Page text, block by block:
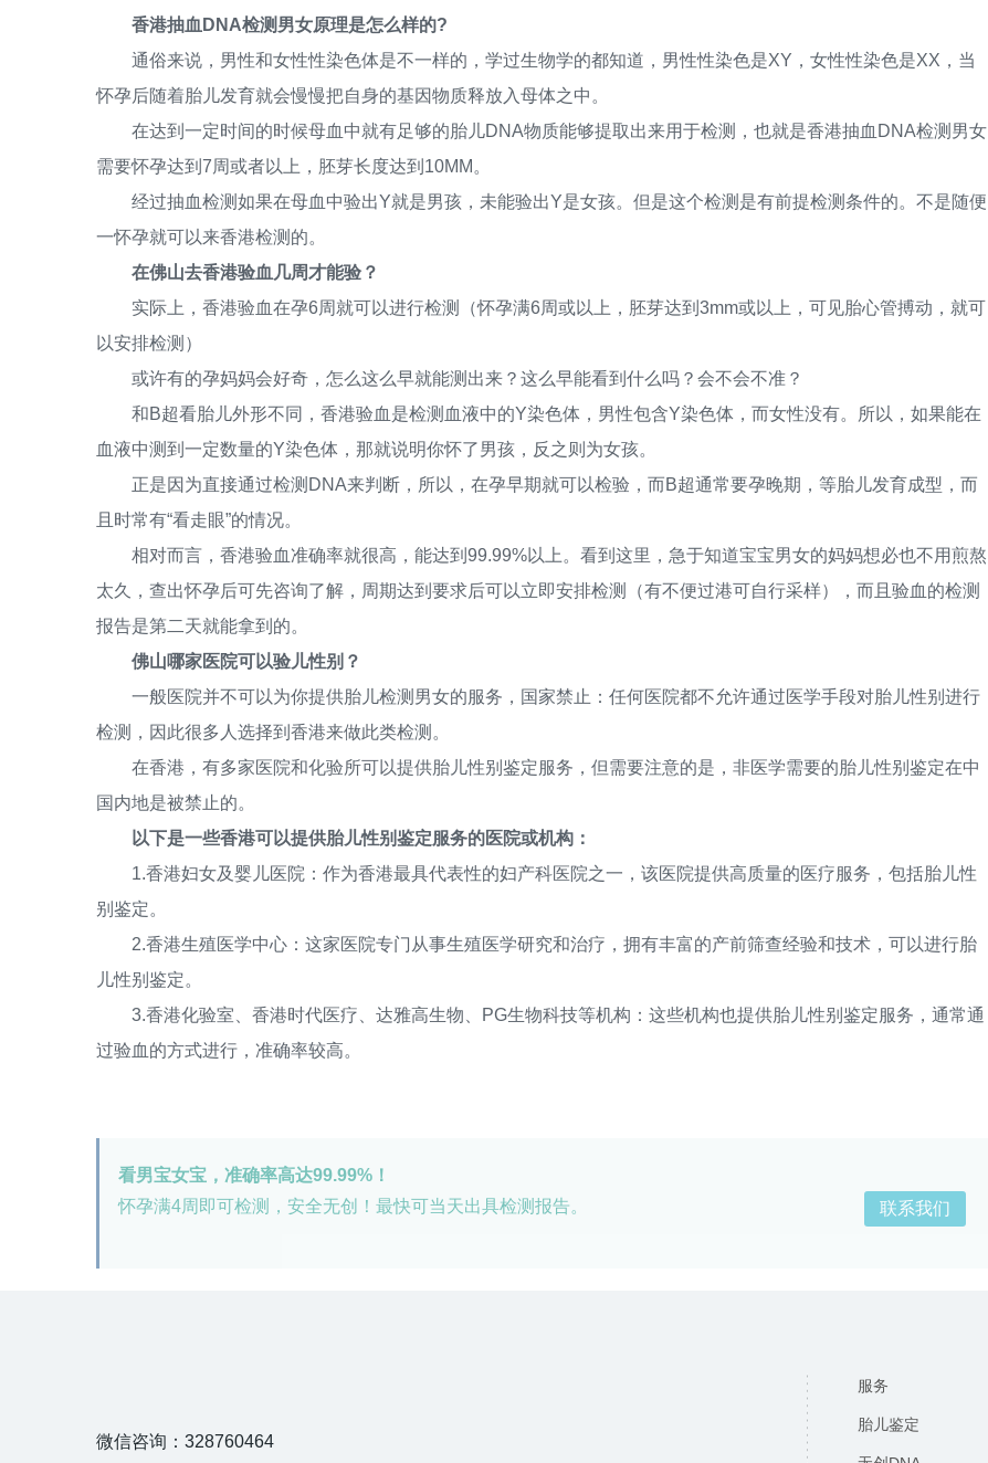
香港抽血DNA检测男女原理是怎么样的?
通俗来说，男性和女性性染色体是不一样的，学过生物学的都知道，男性性染色是XY，女性性染色是XX，当
怀孕后随着胎儿发育就会慢慢把自身的基因物质释放入母体之中。
在达到一定时间的时候母血中就有足够的胎儿DNA物质能够提取出来用于检测，也就是香港抽血DNA检测男女
需要怀孕达到7周或者以上，胚芽长度达到10MM。
经过抽血检测如果在母血中验出Y就是男孩，未能验出Y是女孩。但是这个检测是有前提检测条件的。不是随便
一怀孕就可以来香港检测的。
在佛山去香港验血几周才能验？
实际上，香港验血在孕6周就可以进行检测（怀孕满6周或以上，胚芽达到3mm或以上，可见胎心管搏动，就可
以安排检测）
或许有的孕妈妈会好奇，怎么这么早就能测出来？这么早能看到什么吗？会不会不准？
和B超看胎儿外形不同，香港验血是检测血液中的Y染色体，男性包含Y染色体，而女性没有。所以，如果能在
血液中测到一定数量的Y染色体，那就说明你怀了男孩，反之则为女孩。
正是因为直接通过检测DNA来判断，所以，在孕早期就可以检验，而B超通常要孕晚期，等胎儿发育成型，而
且时常有“看走眼”的情况。
相对而言，香港验血准确率就很高，能达到99.99%以上。看到这里，急于知道宝宝男女的妈妈想必也不用煎熬
太久，查出怀孕后可先咨询了解，周期达到要求后可以立即安排检测（有不便过港可自行采样），而且验血的检测
报告是第二天就能拿到的。
佛山哪家医院可以验儿性别？
一般医院并不可以为你提供胎儿检测男女的服务，国家禁止：任何医院都不允许通过医学手段对胎儿性别进行
检测，因此很多人选择到香港来做此类检测。
在香港，有多家医院和化验所可以提供胎儿性别鉴定服务，但需要注意的是，非医学需要的胎儿性别鉴定在中
国内地是被禁止的。
以下是一些香港可以提供胎儿性别鉴定服务的医院或机构：
1.香港妇女及婴儿医院：作为香港最具代表性的妇产科医院之一，该医院提供高质量的医疗服务，包括胎儿性
别鉴定。
2.香港生殖医学中心：这家医院专门从事生殖医学研究和治疗，拥有丰富的产前筛查经验和技术，可以进行胎
儿性别鉴定。
3.香港化验室、香港时代医疗、达雅高生物、PG生物科技等机构：这些机构也提供胎儿性别鉴定服务，通常通
过验血的方式进行，准确率较高。
看男宝女宝，准确率高达99.99%！
怀孕满4周即可检测，安全无创！最快可当天出具检测报告。
联系我们
微信咨询：328760464
服务
胎儿鉴定